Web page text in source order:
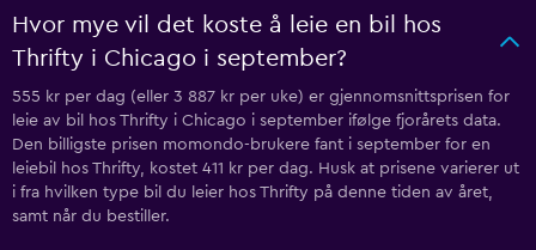
Hvor mye vil det koste å leie en bil hos
Thrifty i Chicago i september?
555 kr per dag (eller 3 887 kr per uke) er gjennomsnittsprisen for
leie av bil hos Thrifty i Chicago i september ifølge fjorårets data.
Den billigste prisen momondo-brukere fant i september for en
leiebil hos Thrifty, kostet 411 kr per dag. Husk at prisene varierer ut
i fra hvilken type bil du leier hos Thrifty på denne tiden av året,
samt når du bestiller.